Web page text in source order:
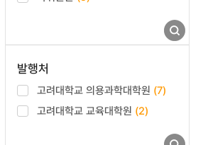
발행처
고려대학교 의용과학대학원 (7)
고려대학교 교육대학원 (2)